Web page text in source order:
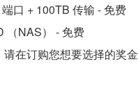
口 + 100TB 传输 - 免费
（NAS） - 免费
在订购您想要选择的奖